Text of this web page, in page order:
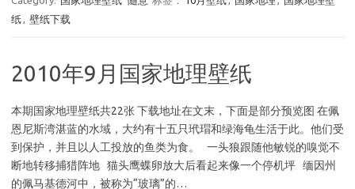
纸, 壁纸下载
2010年9月国家地理壁纸
本期国家地理壁纸共22张 下载地址在文末，下面是部分预览图 在佩
恩尼斯湾湛蓝的水域，大约有十五只玳瑁和绿海龟生活于此。他们受
到保护，并且以人工投放的鱼类为食。 一头狼跟随他敏锐的嗅觉不
断地转移捕猎阵地 猫头鹰蝶卵放大后看起来像一个停机坪 缅因州
的佩马基德河中，被称为“玻璃”的…